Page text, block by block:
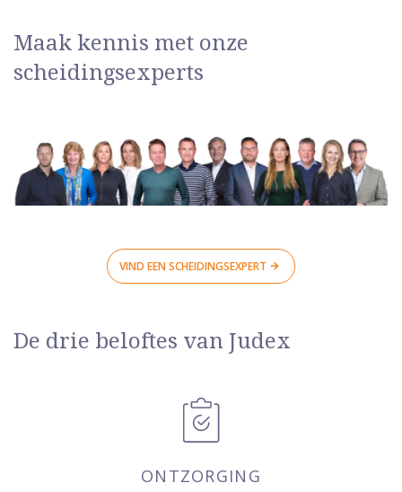
Maak kennis met onze
scheidingsexperts
VIND EEN SCHEIDINGSEXPERT
De drie beloftes van Judex
ONTZORGING